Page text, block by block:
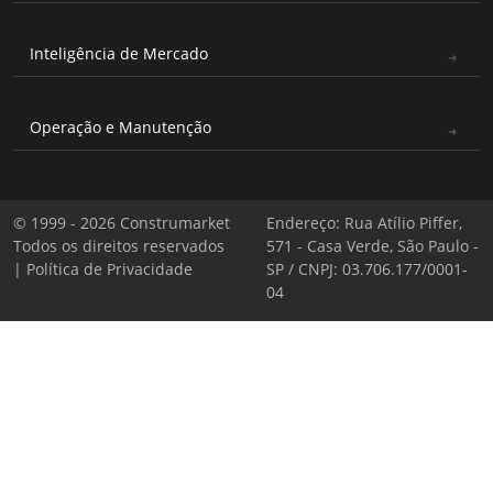
Inteligência de Mercado
Operação e Manutenção
© 1999 - 2026 Construmarket
Todos os direitos reservados
| Política de Privacidade
Endereço: Rua Atílio Piffer,
571 - Casa Verde, São Paulo -
SP / CNPJ: 03.706.177/0001-
04